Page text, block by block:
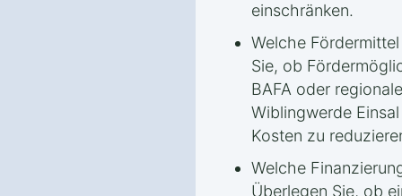
einschränken.
Welche
Sie, ob
BAFA oder
Wiblingwerde
Kosten zu
Welche
Überlegen Sie, ob